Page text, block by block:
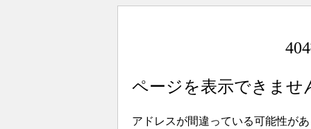
ページを表示できませ
アドレスが間違っている可能性が